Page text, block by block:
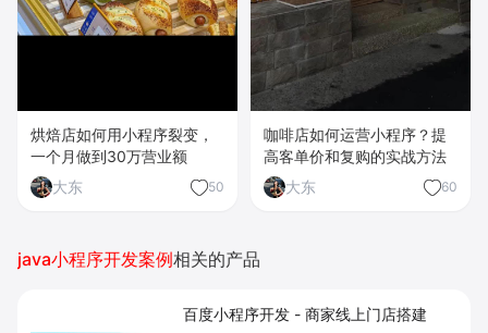
烘焙店如何用小程序裂变，
一个月做到30万营业额
大东
50
咖啡店如何运营小程序？提
高客单价和复购的实战方法
大东
60
java小程序开发案例相关的产品
百度小程序开发 - 商家线上门店搭建